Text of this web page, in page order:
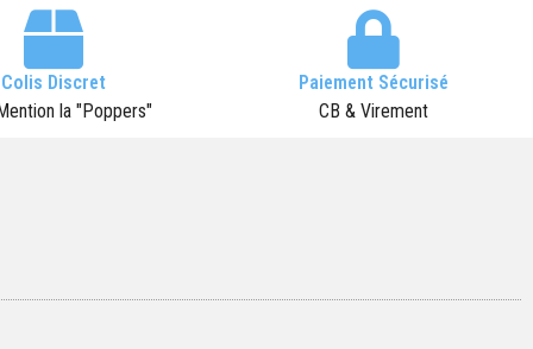
Colis Discret
la "Poppers"
Paiement Sécurisé
CB & Virement